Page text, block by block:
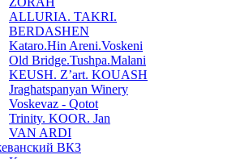
ALLURIA. TAKRI.
BERDASHEN
Kataro.Hin Areni.Voskeni
Old Bridge.Tushpa.Malani
KEUSH. Z’art. KOUASH
Jraghatspanyan Winery
Voskevaz - Qotot
Trinity. KOOR. Jan
VAN ARDI
ВКЗ